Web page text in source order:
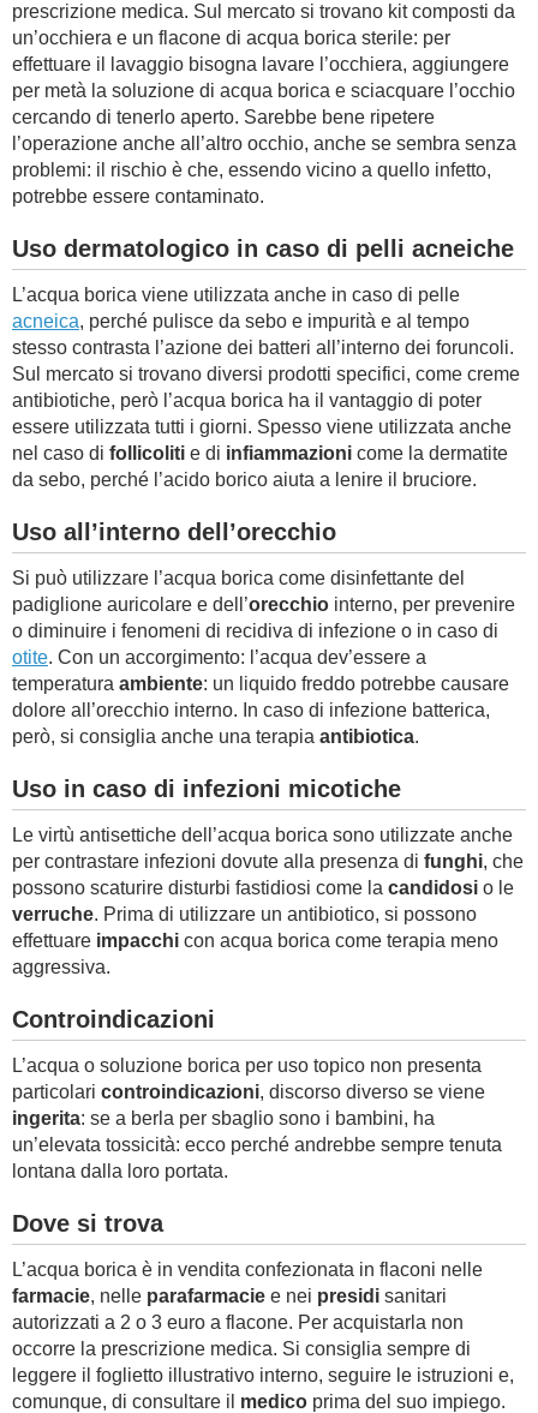
prescrizione medica. Sul mercato si trovano kit composti da
un’occhiera e un flacone di acqua borica sterile: per
effettuare il lavaggio bisogna lavare l’occhiera, aggiungere
per metà la soluzione di acqua borica e sciacquare l’occhio
cercando di tenerlo aperto. Sarebbe bene ripetere
l’operazione anche all’altro occhio, anche se sembra senza
problemi: il rischio è che, essendo vicino a quello infetto,
potrebbe essere contaminato.
Uso dermatologico in caso di pelli acneiche
L’acqua borica viene utilizzata anche in caso di pelle
acneica, perché pulisce da sebo e impurità e al tempo
stesso contrasta l’azione dei batteri all’interno dei foruncoli.
Sul mercato si trovano diversi prodotti specifici, come creme
antibiotiche, però l’acqua borica ha il vantaggio di poter
essere utilizzata tutti i giorni. Spesso viene utilizzata anche
nel caso di follicoliti e di infiammazioni come la dermatite
da sebo, perché l’acido borico aiuta a lenire il bruciore.
Uso all’interno dell’orecchio
Si può utilizzare l’acqua borica come disinfettante del
padiglione auricolare e dell’orecchio interno, per prevenire
o diminuire i fenomeni di recidiva di infezione o in caso di
otite. Con un accorgimento: l’acqua dev’essere a
temperatura ambiente: un liquido freddo potrebbe causare
dolore all’orecchio interno. In caso di infezione batterica,
però, si consiglia anche una terapia antibiotica.
Uso in caso di infezioni micotiche
Le virtù antisettiche dell’acqua borica sono utilizzate anche
per contrastare infezioni dovute alla presenza di funghi, che
possono scaturire disturbi fastidiosi come la candidosi o le
verruche. Prima di utilizzare un antibiotico, si possono
effettuare impacchi con acqua borica come terapia meno
aggressiva.
Controindicazioni
L’acqua o soluzione borica per uso topico non presenta
particolari controindicazioni, discorso diverso se viene
ingerita: se a berla per sbaglio sono i bambini, ha
un’elevata tossicità: ecco perché andrebbe sempre tenuta
lontana dalla loro portata.
Dove si trova
L’acqua borica è in vendita confezionata in flaconi nelle
farmacie, nelle parafarmacie e nei presidi sanitari
autorizzati a 2 o 3 euro a flacone. Per acquistarla non
occorre la prescrizione medica. Si consiglia sempre di
leggere il foglietto illustrativo interno, seguire le istruzioni e,
comunque, di consultare il medico prima del suo impiego.